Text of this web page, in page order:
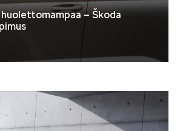
– Škoda